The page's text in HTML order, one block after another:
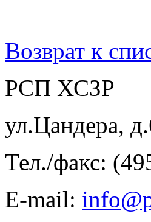
Возврат к
РСП ХСЗР
ул.Цандера,
Тел./факс:
E-mail: